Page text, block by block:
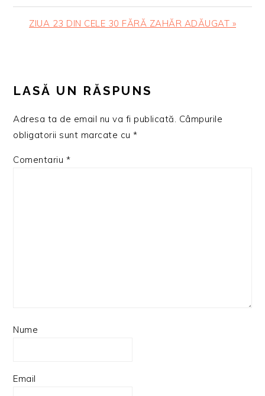
anterior:
Articolul
ZIUA 23 DIN CELE 30 FĂRĂ ZAHĂR ADĂUGAT »
INTERACTIONS
LASĂ UN RĂSPUNS
Adresa ta de email nu va fi publicată. Câmpurile
obligatorii sunt marcate cu*
Comentariu *
Nume
Email